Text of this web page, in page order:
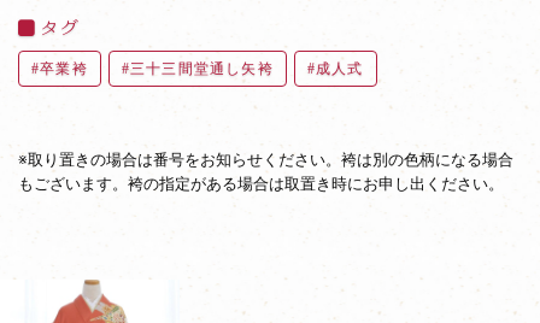
タグ
卒業袴 三十三間堂通し矢袴 成人式
※取り置きの場合は番号をお知らせください。袴は別の色柄になる場合
もございます。袴の指定がある場合は取置き時にお申し出ください。